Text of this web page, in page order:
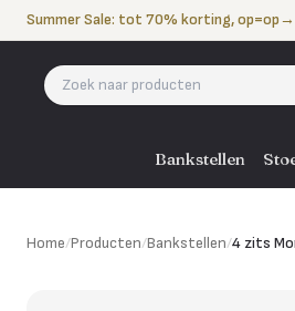
Naar de inhoud
Summer Sale: tot 70% korting, op=op→
Bankstellen
Home/Producten/Bankstellen/4 zits